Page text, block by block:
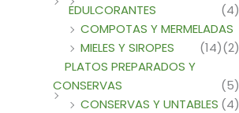
EDULCORANTES
(4)
COMPOTAS Y MERMELADAS
(2)
MIELES Y SIROPES
(14)
PLATOS PREPARADOS Y
CONSERVAS
(5)
CONSERVAS Y UNTABLES (4)